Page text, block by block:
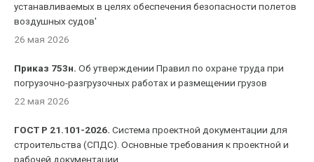
устанавливаемых в целях обеспечения безопасности полетов
воздушных судов'
26 мая 2026
Приказ 753н. Об утверждении Правил по охране труда при
погрузочно-разгрузочных работах и размещении грузов
22 мая 2026
ГОСТ Р 21.101-2026. Система проектной документации для
строительства (СПДС). Основные требования к проектной и
рабочей документации